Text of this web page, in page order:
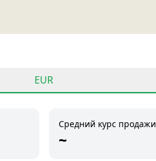
EUR
Средний курс продажи
~